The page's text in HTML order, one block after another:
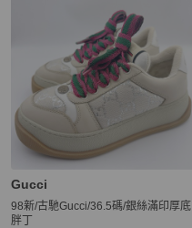
Gucci
98新/古馳Gucci/36.5碼/銀絲滿印厚底
胖丁